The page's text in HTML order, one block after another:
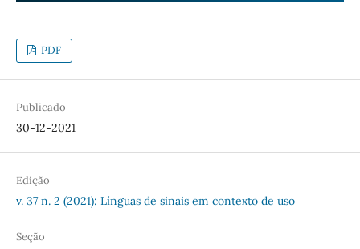
PDF
Publicado
30-12-2021
Edição
v. 37 n. 2 (2021): Línguas de sinais em contexto de uso
Seção